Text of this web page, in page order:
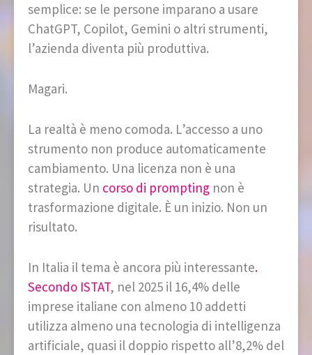
semplice: se le persone imparano a usare
ChatGPT, Copilot, Gemini o altri strumenti,
l’azienda diventa più produttiva.
Magari.
La realtà è meno comoda. L’accesso a uno
strumento non produce automaticamente
cambiamento. Una licenza non è una
strategia. Un corso di prompting non è
trasformazione digitale. È un inizio. Non un
risultato.
In Italia il tema è ancora più interessante.
Secondo ISTAT, nel 2025 il 16,4% delle
imprese italiane con almeno 10 addetti
utilizza almeno una tecnologia di intelligenza
artificiale, quasi il doppio rispetto all’8,2% del